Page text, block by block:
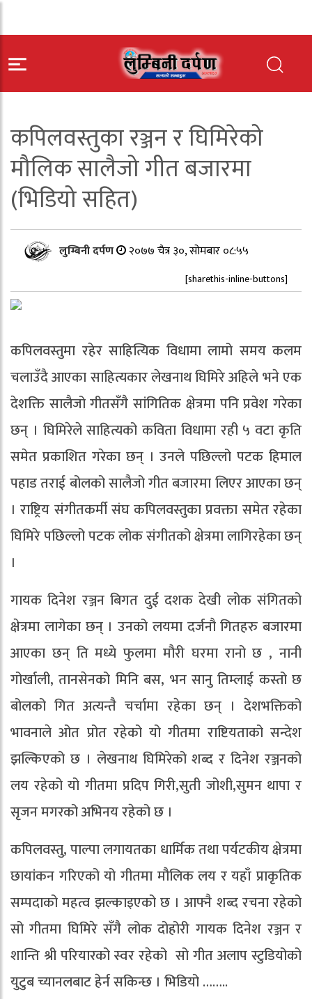
कपिलवस्तुका रञ्जन र घिमिरेको
मौलिक सालैजो गीत बजारमा
(भिडियो सहित)
लुम्बिनी दर्पण २०७७ चैत्र ३०, सोमबार ०८:५५
[sharethis-inline-buttons]
कपिलवस्तुमा रहेर साहित्यिक विधामा लामो समय कलम
चलाउँदै आएका साहित्यकार लेखनाथ घिमिरे अहिले भने एक
देशक्ति सालैजो गीतसँगै सांगितिक क्षेत्रमा पनि प्रवेश गरेका
छन् । घिमिरेले साहित्यको कविता विधामा रही ५ वटा कृति
समेत प्रकाशित गरेका छन् । उनले पछिल्लो पटक हिमाल
पहाड तराई बोलको सालैजो गीत बजारमा लिएर आएका छन्
। राष्ट्रिय संगीतकर्मी संघ कपिलवस्तुका प्रवक्ता समेत रहेका
घिमिरे पछिल्लो पटक लोक संगीतको क्षेत्रमा लागिरहेका छन्
।
गायक दिनेश रञ्जन बिगत दुई दशक देखी लोक संगितको
क्षेत्रमा लागेका छन् । उनको लयमा दर्जनौ गितहरु बजारमा
आएका छन् ति मध्ये फुलमा मौरी घरमा रानो छ , नानी
गोर्खाली, तानसेनको मिनि बस, भन सानु तिम्लाई कस्तो छ
बोलको गित अत्यन्तै चर्चामा रहेका छन् । देशभक्तिको
भावनाले ओत प्रोत रहेको यो गीतमा राष्टियताको सन्देश
झल्किएको छ । लेखनाथ घिमिरेको शब्द र दिनेश रञ्जनको
लय रहेको यो गीतमा प्रदिप गिरी,सुती जोशी,सुमन थापा र
सृजन मगरको अभिनय रहेको छ ।
कपिलवस्तु, पाल्पा लगायतका धार्मिक तथा पर्यटकीय क्षेत्रमा
छायांकन गरिएको यो गीतमा मौलिक लय र यहाँ प्राकृतिक
सम्पदाको महत्व झल्काइएको छ । आफ्नै शब्द रचना रहेको
सो गीतमा घिमिरे सँगै लोक दोहोरी गायक दिनेश रञ्जन र
शान्ति श्री परियारको स्वर रहेको सो गीत अलाप स्टुडियोको
युटुब च्यानलबाट हेर्न सकिन्छ । भिडियो ……..